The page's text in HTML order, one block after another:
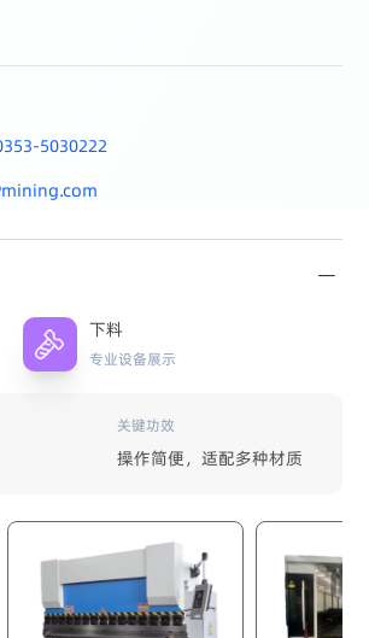
5030222
下料
专业设备展示
关键功效
操作简便，适配多种材质